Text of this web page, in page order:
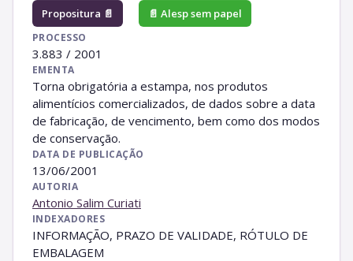
Propositura 📄 📄 Alesp sem papel
PROCESSO
3.883 / 2001
EMENTA
Torna obrigatória a estampa, nos produtos
alimentícios comercializados, de dados sobre a data
de fabricação, de vencimento, bem como dos modos
de conservação.
DATA DE PUBLICAÇÃO
13/06/2001
AUTORIA
Antonio Salim Curiati
INDEXADORES
INFORMAÇÃO, PRAZO DE VALIDADE, RÓTULO DE
EMBALAGEM